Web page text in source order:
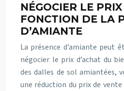
NÉGOCIER LE
FONCTION DE LA
D’AMIANTE
La présence d’amiante peut
négocier le prix d’achat du
des dalles de sol amiantées,
une réduction du prix de